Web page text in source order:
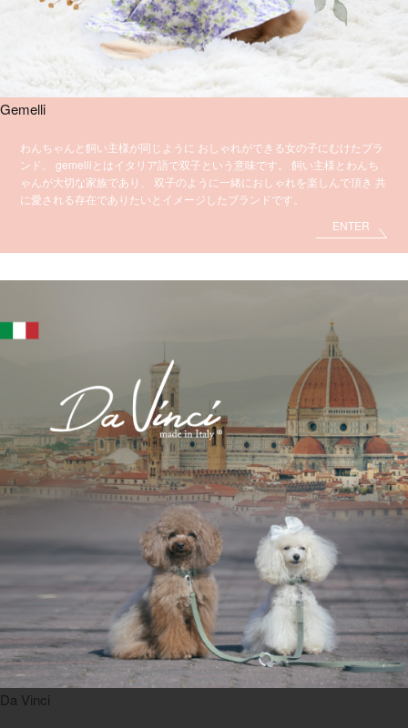
Gemelli
わんちゃんと飼い主様が同じように おしゃれができる女の子にむけたブラ
ンド。
gemelliとはイタリア語で双子という意味です。
飼い主様とわんち
ゃんが大切な家族であり、
双子のように一緒におしゃれを楽しんで頂き 共
に愛される存在でありたいとイメージしたブランドです。
ENTER
Da Vinci